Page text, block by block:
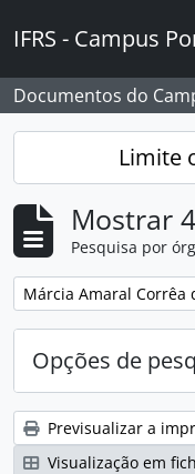
IFRS - Campus
Documentos do
Limite
Mostrar
Pesquisa por
Remover filtro:
Márcia Amaral Corrêa
Opções de
Previsualizar a
Visualização em